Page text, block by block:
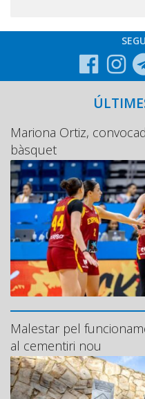
Mariona Ortiz,
bàsquet
Malestar pel
al cementiri nou